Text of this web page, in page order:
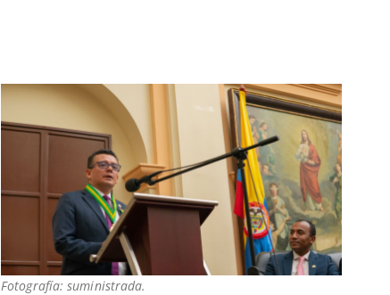
Fotografía: suministrada.